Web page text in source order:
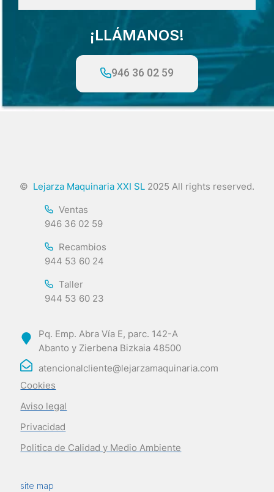
¡LLÁMANOS!
946 36 02 59
© Lejarza Maquinaria XXI SL 2025 All rights reserved.
Ventas
946 36 02 59
Recambios
944 53 60 24
Taller
944 53 60 23
Pq. Emp. Abra Vía E, parc. 142-A
Abanto y Zierbena Bizkaia 48500
atencionalcliente@lejarzamaquinaria.com
Cookies
Aviso legal
Privacidad
Politica de Calidad y Medio Ambiente
site map